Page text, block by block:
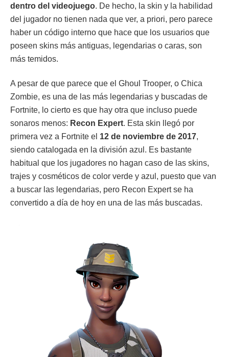
dentro del videojuego. De hecho, la skin y la habilidad
del jugador no tienen nada que ver, a priori, pero parece
haber un código interno que hace que los usuarios que
poseen skins más antiguas, legendarias o caras, son
más temidos.
A pesar de que parece que el Ghoul Trooper, o Chica
Zombie, es una de las más legendarias y buscadas de
Fortnite, lo cierto es que hay otra que incluso puede
sonaros menos: Recon Expert. Esta skin llegó por
primera vez a Fortnite el 12 de noviembre de 2017,
siendo catalogada en la división azul. Es bastante
habitual que los jugadores no hagan caso de las skins,
trajes y cosméticos de color verde y azul, puesto que van
a buscar las legendarias, pero Recon Expert se ha
convertido a día de hoy en una de las más buscadas.